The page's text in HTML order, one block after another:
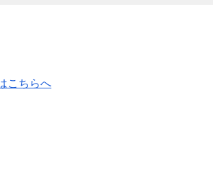
こちらへ